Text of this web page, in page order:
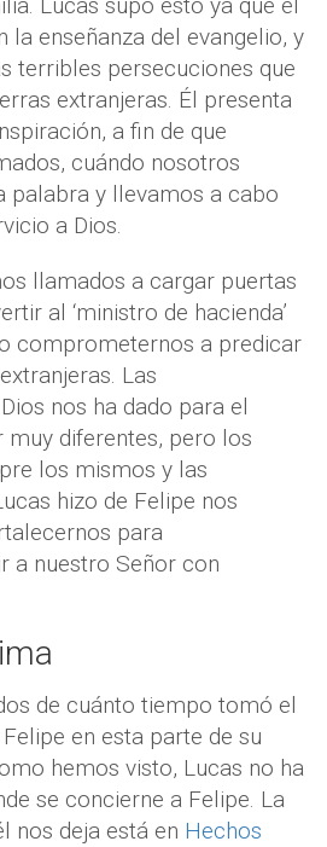
Lucas supo esto ya que él
la enseñanza del evangelio, y
terribles persecuciones que
extranjeras. Él presenta
a fin de que
cuándo nosotros
palabra y llevamos a cabo
a Dios.
llamados a cargar puertas
al ‘ministro de hacienda’
comprometernos a predicar
Las
nos ha dado para el
muy diferentes, pero los
los mismos y las
hizo de Felipe nos
para
a nuestro Señor con
de cuánto tiempo tomó el
en esta parte de su
hemos visto, Lucas no ha
se concierne a Felipe. La
nos deja está en Hechos